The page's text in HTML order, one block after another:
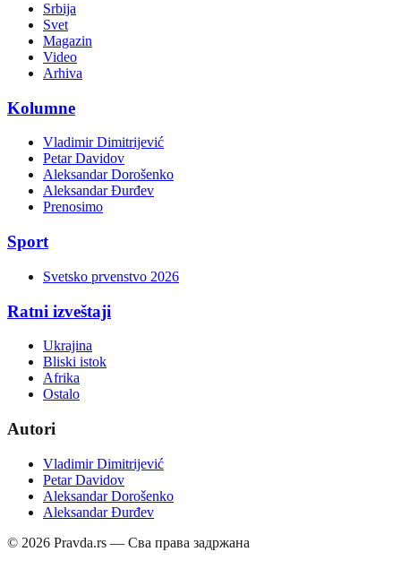
Srbija
Svet
Magazin
Video
Arhiva
Kolumne
Vladimir Dimitrijević
Petar Davidov
Aleksandar Dorošenko
Aleksandar Đurđev
Prenosimo
Sport
Svetsko prvenstvo 2026
Ratni izveštaji
Ukrajina
Bliski istok
Afrika
Ostalo
Autori
Vladimir Dimitrijević
Petar Davidov
Aleksandar Dorošenko
Aleksandar Đurđev
© 2026 Pravda.rs — Сва права задржана